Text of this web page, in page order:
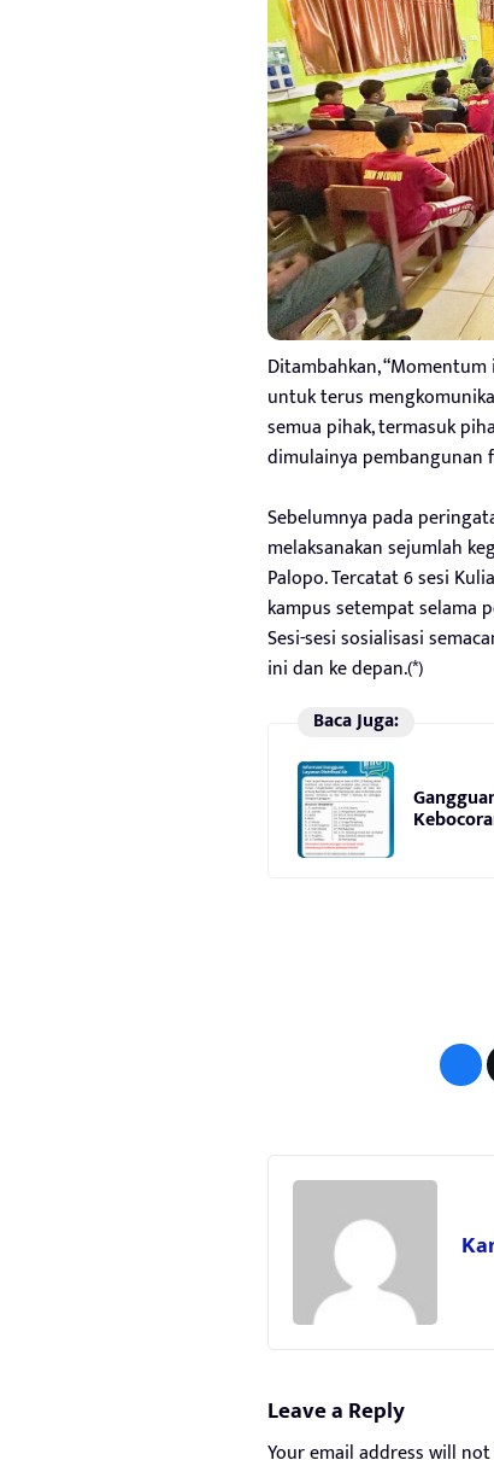
Ditambahkan,
untuk terus
semua pihak, termasuk
dimulainya pembangunan
Sebelumnya pada
melaksanakan sejumlah
Palopo. Tercatat 6 sesi
kampus setempat selama
Sesi-sesi sosialisasi
ini dan ke depan.(*)
Baca Juga:
Leave a Reply